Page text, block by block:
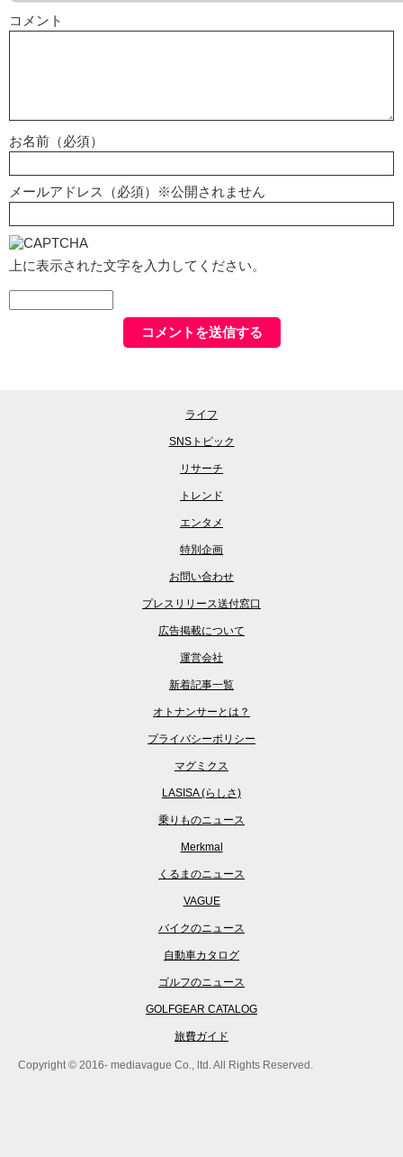
コメント
お名前（必須）
メールアドレス（必須）※公開されません
上に表示された文字を入力してください。
ライフ
SNSトピック
リサーチ
トレンド
エンタメ
特別企画
お問い合わせ
プレスリリース送付窓口
広告掲載について
運営会社
新着記事一覧
オトナンサーとは？
プライバシーポリシー
マグミクス
LASISA (らしさ)
乗りものニュース
Merkmal
くるまのニュース
VAGUE
バイクのニュース
自動車カタログ
ゴルフのニュース
GOLFGEAR CATALOG
旅費ガイド
Copyright © 2016- mediavague Co., ltd. All Rights Reserved.